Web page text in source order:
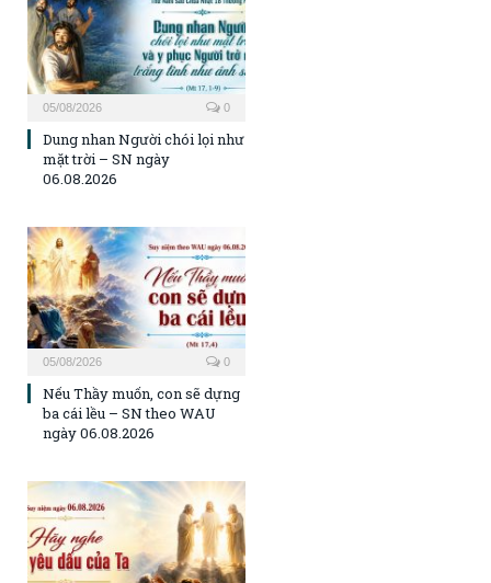
05/08/2026 0
Dung nhan Người chói lọi như
mặt trời – SN ngày
06.08.2026
05/08/2026 0
Nếu Thầy muốn, con sẽ dựng
ba cái lều – SN theo WAU
ngày 06.08.2026